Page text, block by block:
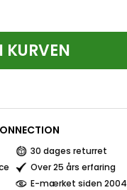
30 dages returret
Over 25 års erfaring
E-mærket siden 2004